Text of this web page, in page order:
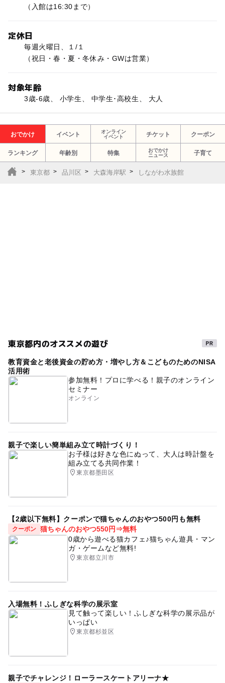
（入館は16:30まで）
定休日
毎週火曜日、１/１
（祝日・春・夏・冬休み・GWは営業）
対象年齢
3歳-6歳、 小学生、 中学生･高校生、 大人
おでかけ イベント
オンライン
イベント
チケット クーポン
ランキング 年齢別 特集
おでかけ
ニュース
子育て
東京都 品川区 大森海岸駅 しながわ水族館
東京都内のオススメの遊び
教育資金と老後資金の貯め方・増やし方＆こどものためのNISA
活用術
参加無料！プロに学べる！親子のオンライン
セミナー
オンライン
親子で楽しい簡単組み立て時計づくり！
お子様は好きな色にぬって、大人は時計盤を
組み立てる共同作業！
東京都墨田区
【2歳以下無料】クーポンで猫ちゃんのおやつ500円も無料
クーポン 猫ちゃんのおやつ550円⇒無料
0歳から遊べる猫カフェ♪猫ちゃん遊具・マン
ガ・ゲームなど無料!
東京都立川市
入場無料！ふしぎな科学の展示室
見て触って楽しい！ふしぎな科学の展示品が
いっぱい
東京都杉並区
親子でチャレンジ！ローラースケートアリーナ★